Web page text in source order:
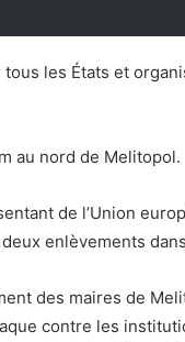
tous les États et
au nord de Melitopol.
de l’Union
enlèvements
des maires de
contre les